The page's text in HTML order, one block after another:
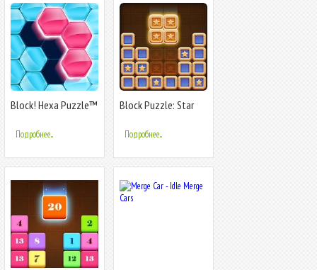
Block! Hexa Puzzle™
Подробнее...
Block Puzzle: Star
Подробнее...